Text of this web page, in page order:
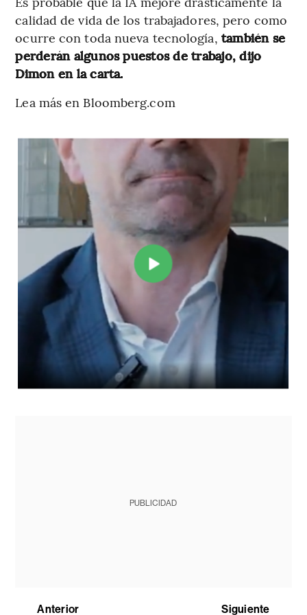
calidad de vida de los trabajadores, pero como
ocurre con toda nueva tecnología, también se
perderán algunos puestos de trabajo, dijo
Dimon en la carta.
Lea más en Bloomberg.com
PUBLICIDAD
Anterior Siguiente